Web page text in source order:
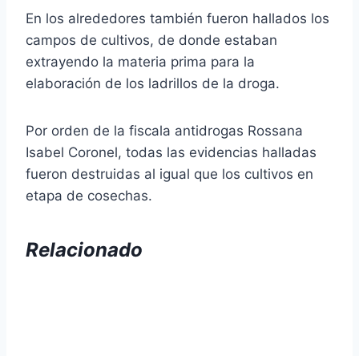
En los alrededores también fueron hallados los
campos de cultivos, de donde estaban
extrayendo la materia prima para la
elaboración de los ladrillos de la droga.
Por orden de la fiscala antidrogas Rossana
Isabel Coronel, todas las evidencias halladas
fueron destruidas al igual que los cultivos en
etapa de cosechas.
Relacionado